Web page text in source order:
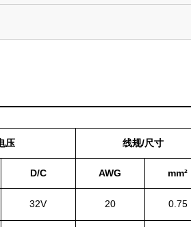
压 线规/尺寸
D/C AWG mm²
32V 20 0.75